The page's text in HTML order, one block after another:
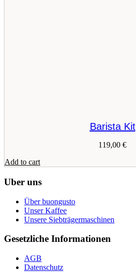
Barista Kit
119,00 €
Add to cart
Uber uns
Über buongusto
Unser Kaffee
Unsere Siebträgermaschinen
Gesetzliche Informationen
AGB
Datenschutz